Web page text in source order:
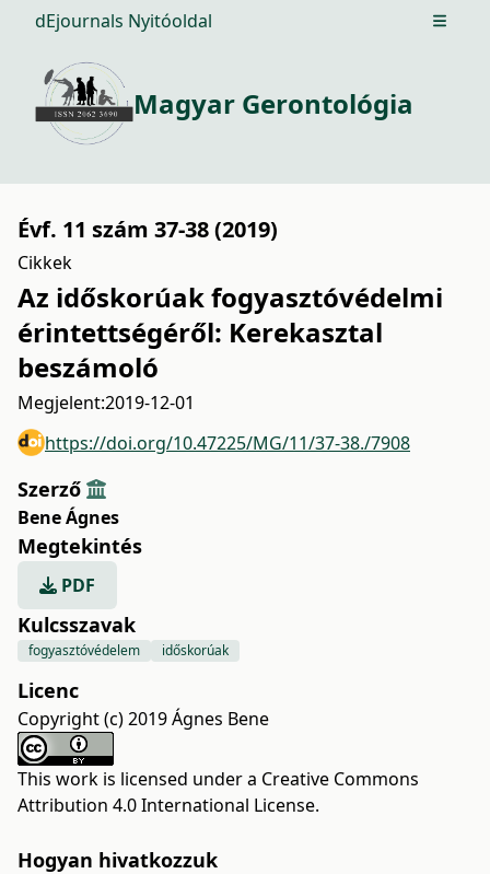
dEjournals Nyitóoldal Open
Magyar Gerontológia
Évf. 11 szám 37-38 (2019)
Cikkek
Az időskorúak fogyasztóvédelmi
érintettségéről: Kerekasztal
beszámoló
Megjelent:2019-12-01
https://doi.org/10.47225/MG/11/37-38./7908
Szerző
Bene Ágnes
Megtekintés
PDF
Kulcsszavak
fogyasztóvédelem időskorúak
Licenc
Copyright (c) 2019 Ágnes Bene
This work is licensed under a Creative Commons
Attribution 4.0 International License.
Hogyan hivatkozzuk